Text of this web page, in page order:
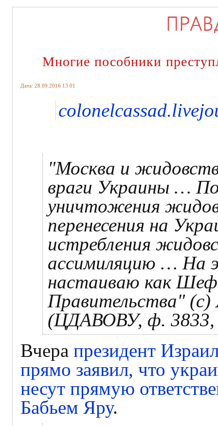
Многие пособники
Дата: 28.09.2016 13:01
"Москва и
враги Украины …
уничтожения
перенесения на
истребления
ассимиляцию … На
настаиваю как Шеф
Правительства" (с)
(ЦДАВОВУ, ф. 3833,
Вчера президент
прямо заявил, что
несут прямую
Бабьем Яру.